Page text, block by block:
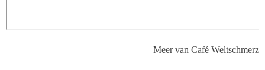
Meer van Café Weltschmerz